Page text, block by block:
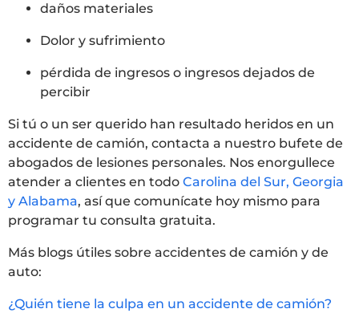
daños materiales
Dolor y sufrimiento
pérdida de ingresos o ingresos dejados de
percibir
Si tú o un ser querido han resultado heridos en un
accidente de camión, contacta a nuestro bufete de
abogados de lesiones personales. Nos enorgullece
atender a clientes en todo Carolina del Sur, Georgia
y Alabama, así que comunícate hoy mismo para
programar tu consulta gratuita.
Más blogs útiles sobre accidentes de camión y de
auto:
¿Quién tiene la culpa en un accidente de camión?